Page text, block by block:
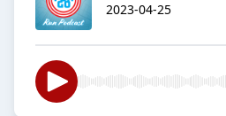
2023-04-25